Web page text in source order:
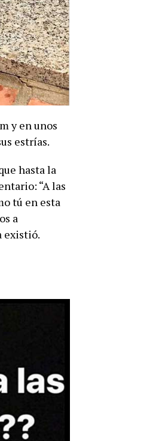
y en unos
estrías.
hasta la
“A las
tú en esta
a
existió.